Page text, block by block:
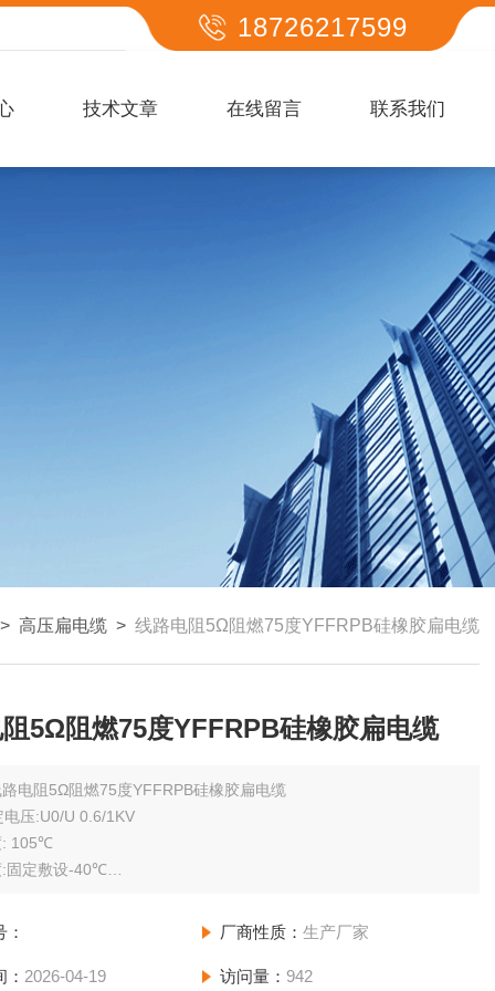
18726217599
技术文章 在线留言 联系我们
> 高压扁电缆 > 线路电阻5Ω阻燃75度YFFRPB硅橡胶扁电缆
5Ω阻燃75度YFFRPB硅橡胶扁电缆
电阻5Ω阻燃75度YFFRPB硅橡胶扁电缆
电压:U0/U 0.6/1KV
: 105℃
:固定敷设-40℃
允许弯曲半径:电缆为电缆外径的12倍厂商性质： 生产厂家
2026-04-19 访问量： 942